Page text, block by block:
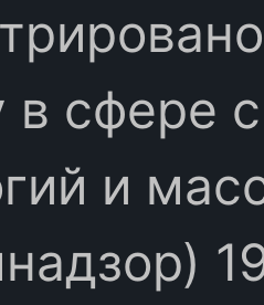
в сфере
и